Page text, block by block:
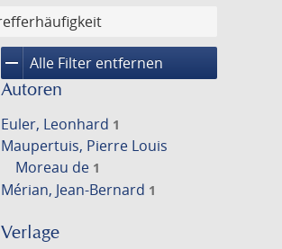
remove Alle Filter entfernen
Autoren
Euler, Leonhard 1
Maupertuis, Pierre Louis
Moreau de 1
Mérian, Jean-Bernard 1
Verlage